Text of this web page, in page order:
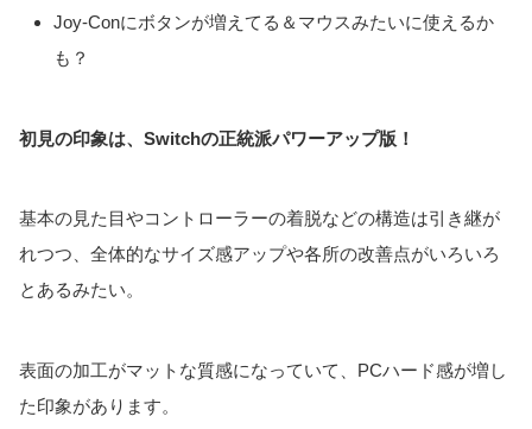
Joy-Conにボタンが増えてる＆マウスみたいに使えるか
も？
初見の印象は、Switchの正統派パワーアップ版！
基本の見た目やコントローラーの着脱などの構造は引き継が
れつつ、全体的なサイズ感アップや各所の改善点がいろいろ
とあるみたい。
表面の加工がマットな質感になっていて、PCハード感が増し
た印象があります。